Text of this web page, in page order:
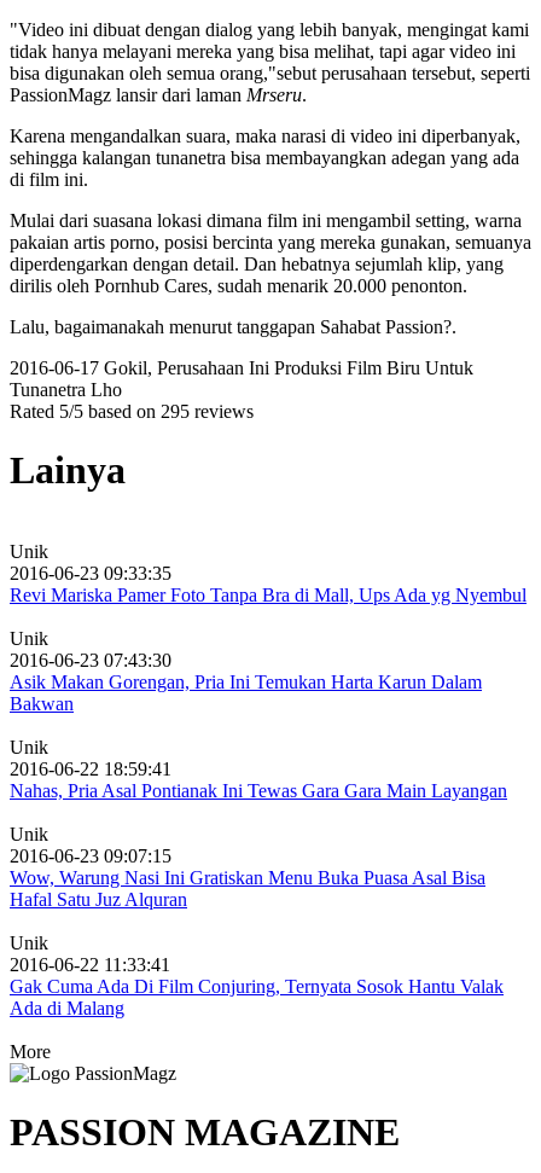
"Video ini dibuat dengan dialog yang lebih banyak, mengingat kami
tidak hanya melayani mereka yang bisa melihat, tapi agar video ini
bisa digunakan oleh semua orang,"sebut perusahaan tersebut, seperti
PassionMagz lansir dari laman Mrseru.
Karena mengandalkan suara, maka narasi di video ini diperbanyak,
sehingga kalangan tunanetra bisa membayangkan adegan yang ada
di film ini.
Mulai dari suasana lokasi dimana film ini mengambil setting, warna
pakaian artis porno, posisi bercinta yang mereka gunakan, semuanya
diperdengarkan dengan detail. Dan hebatnya sejumlah klip, yang
dirilis oleh Pornhub Cares, sudah menarik 20.000 penonton.
Lalu, bagaimanakah menurut tanggapan Sahabat Passion?.
2016-06-17 Gokil, Perusahaan Ini Produksi Film Biru Untuk
Tunanetra Lho
Rated 5/5 based on 295 reviews
Lainya
Unik
2016-06-23 09:33:35
Revi Mariska Pamer Foto Tanpa Bra di Mall, Ups Ada yg Nyembul
Unik
2016-06-23 07:43:30
Asik Makan Gorengan, Pria Ini Temukan Harta Karun Dalam
Bakwan
Unik
2016-06-22 18:59:41
Nahas, Pria Asal Pontianak Ini Tewas Gara Gara Main Layangan
Unik
2016-06-23 09:07:15
Wow, Warung Nasi Ini Gratiskan Menu Buka Puasa Asal Bisa
Hafal Satu Juz Alquran
Unik
2016-06-22 11:33:41
Gak Cuma Ada Di Film Conjuring, Ternyata Sosok Hantu Valak
Ada di Malang
More
PASSION MAGAZINE